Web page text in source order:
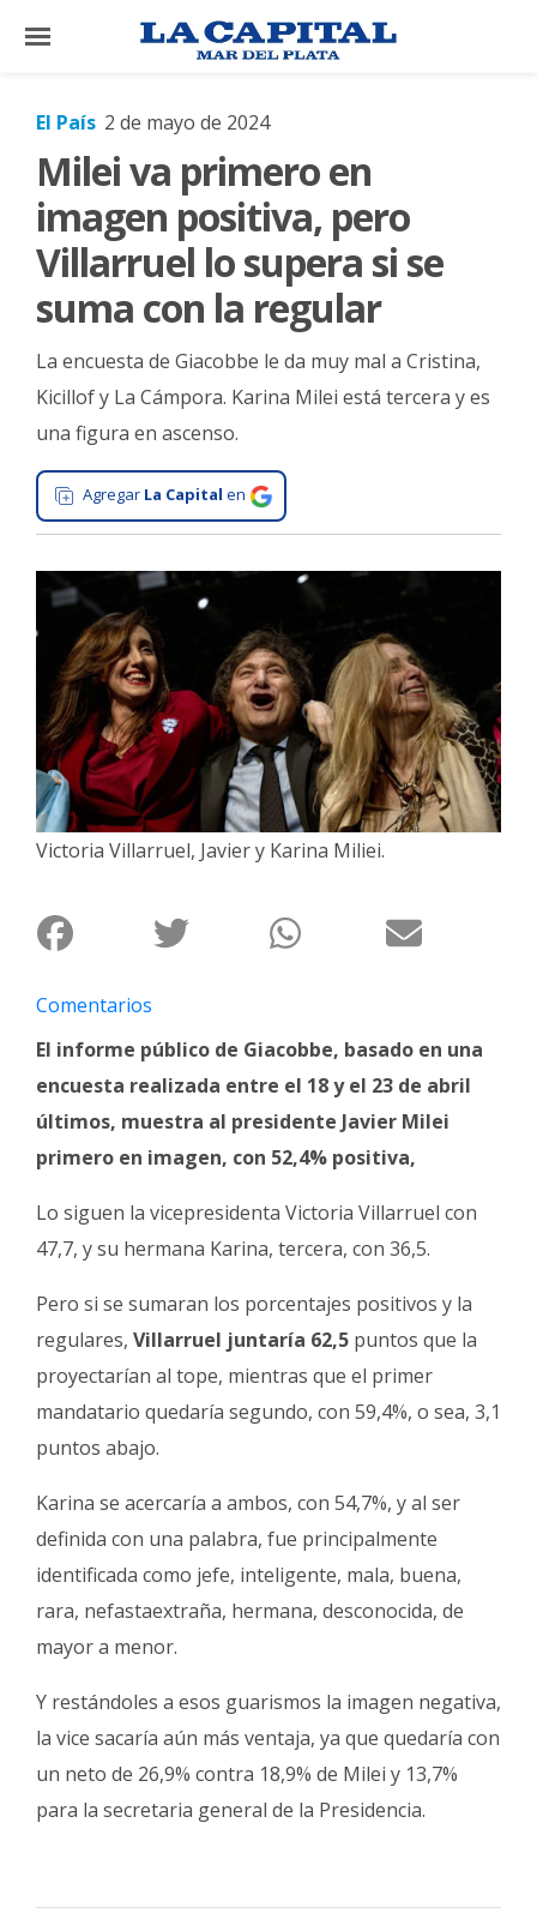
×
El
País
El
Mundo
La
Cultura
Tecnología
Gastronomía
Salud
Interés
General
Ciudad
Deportes
Arte
y
Espectáculos
Policiales
Fotos
Familia
Clasificados
Fúnebres
El País 2 de mayo de 2024
Milei va primero en
imagen positiva, pero
Villarruel lo supera si se
suma con la regular
La encuesta de Giacobbe le da muy mal a Cristina,
Kicillof y La Cámpora. Karina Milei está tercera y es
una figura en ascenso.
Agregar La Capital en
Victoria Villarruel, Javier y Karina Miliei.
Comentarios
El informe público de Giacobbe, basado en una
encuesta realizada entre el 18 y el 23 de abril
últimos, muestra al presidente Javier Milei
primero en imagen, con 52,4% positiva,
Lo siguen la vicepresidenta Victoria Villarruel con
47,7, y su hermana Karina, tercera, con 36,5.
Pero si se sumaran los porcentajes positivos y la
regulares, Villarruel juntaría 62,5 puntos que la
proyectarían al tope, mientras que el primer
mandatario quedaría segundo, con 59,4%, o sea, 3,1
puntos abajo.
Karina se acercaría a ambos, con 54,7%, y al ser
definida con una palabra, fue principalmente
identificada como jefe, inteligente, mala, buena,
rara, nefastaextraña, hermana, desconocida, de
mayor a menor.
Y restándoles a esos guarismos la imagen negativa,
la vice sacaría aún más ventaja, ya que quedaría con
un neto de 26,9% contra 18,9% de Milei y 13,7%
para la secretaria general de la Presidencia.